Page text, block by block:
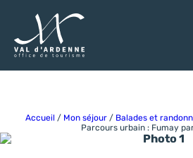
Accueil / Mon séjour / Balades et
Parcours urbain : Fumay
Photo 1